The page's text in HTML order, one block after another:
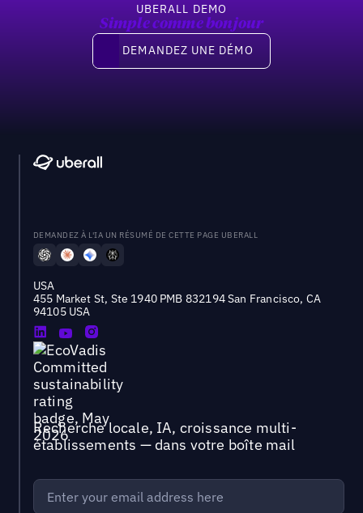
UBERALL DEMO
Simple comme bonjour
Demandez une démo
DEMANDEZ UNE DÉMO
DEMANDEZ À L'IA UN RÉSUMÉ DE CETTE PAGE UBERALL
USA
455 Market St, Ste 1940 PMB 832194 San Francisco, CA
94105 USA
Recherche locale, IA, croissance multi-
établissements — dans votre boîte mail